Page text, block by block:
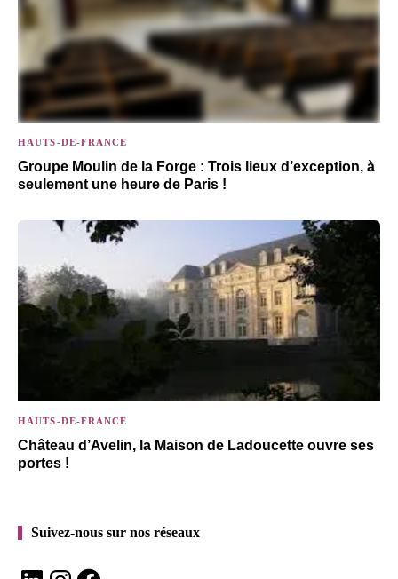
HAUTS-DE-FRANCE
Groupe Moulin de la Forge : Trois lieux d’exception, à
seulement une heure de Paris !
HAUTS-DE-FRANCE
Château d’Avelin, la Maison de Ladoucette ouvre ses
portes !
Suivez-nous sur nos réseaux
LinkedInInstagramFacebook